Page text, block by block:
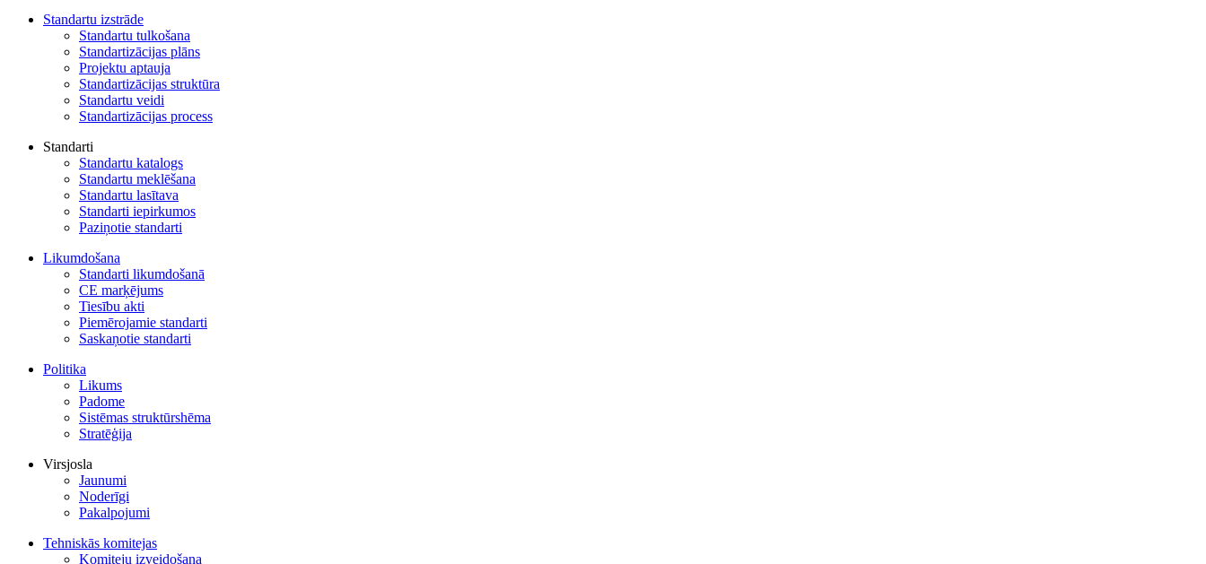
Standartu izstrāde
Standartu tulkošana
Standartizācijas plāns
Projektu aptauja
Standartizācijas struktūra
Standartu veidi
Standartizācijas process
Standarti
Standartu katalogs
Standartu meklēšana
Standartu lasītava
Standarti iepirkumos
Paziņotie standarti
Likumdošana
Standarti likumdošanā
CE marķējums
Tiesību akti
Piemērojamie standarti
Saskaņotie standarti
Politika
Likums
Padome
Sistēmas struktūrshēma
Stratēģija
Virsjosla
Jaunumi
Noderīgi
Pakalpojumi
Tehniskās komitejas
Komiteju izveidošana